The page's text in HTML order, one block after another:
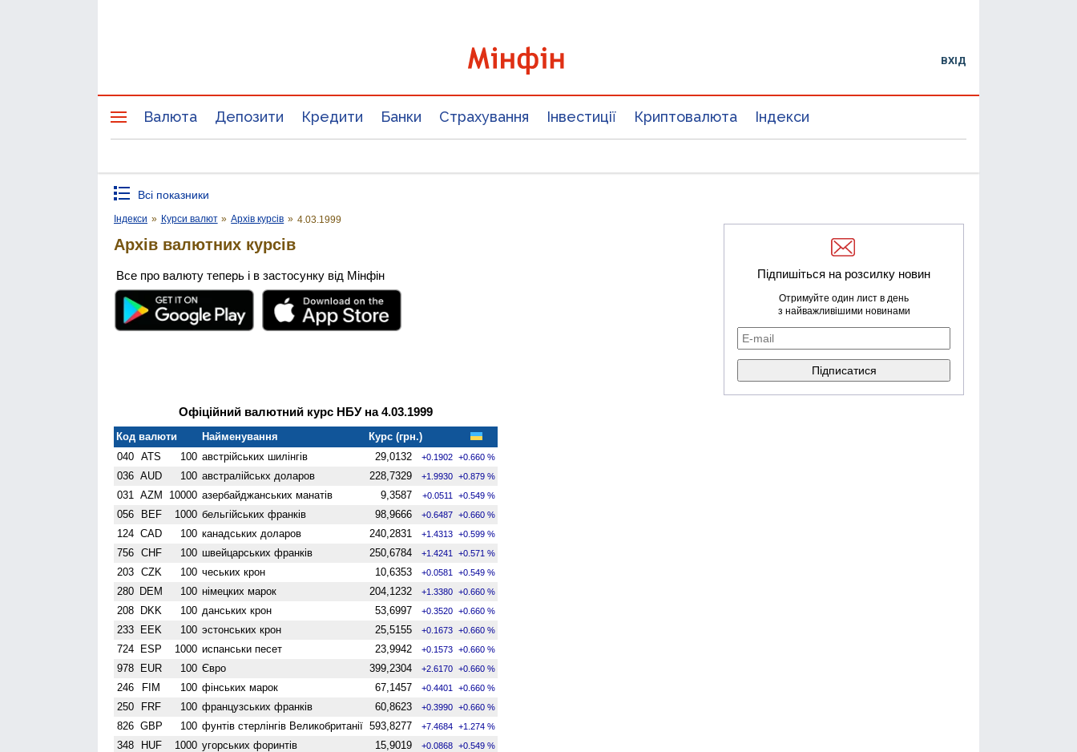
ВХІД
Валюта Депозити Кредити Банки Страхування Інвестиції Криптовалюта Індекси
Всі показники
Індекси » Курси валют » Архів курсів » 4.03.1999
Архів валютних курсів
Все про валюту теперь і в застосунку від Мінфін
Офіційний валютний курс НБУ на 4.03.1999
Код валюти Найменування
Курс (грн.)
040
ATS 100 австрійських шилінгів 29,0132 +0.1902 +0.660 %
036 AUD 100 австралійськх доларов 228,7329 +1.9930 +0.879 %
031 AZM 10000 азербайджанських манатів 9,3587 +0.0511 +0.549 %
056 BEF 1000 бельгійських франків 98,9666 +0.6487 +0.660 %
124 CAD 100 канадських доларов 240,2831 +1.4313 +0.599 %
756 CHF 100 швейцарських франків 250,6784 +1.4241 +0.571 %
203 CZK 100 чеських крон 10,6353 +0.0581 +0.549 %
280 DEM 100 німецких марок 204,1232 +1.3380 +0.660 %
208 DKK 100 данських крон 53,6997 +0.3520 +0.660 %
233 EEK 100 эстонських крон 25,5155 +0.1673 +0.660 %
724 ESP 1000 испанськи песет 23,9942 +0.1573 +0.660 %
978 EUR 100 Євро 399,2304 +2.6170 +0.660 %
246 FIM 100 фінських марок 67,1457 +0.4401 +0.660 %
250 FRF 100 французських франків 60,8623 +0.3990 +0.660 %
826 GBP 100 фунтів стерлінгів Велико­британії 593,8277 +7.4684 +1.274 %
348 HUF 1000 угорських форинтів 15,9019 +0.0868 +0.549 %
Підпишіться на розсилку новин
Отримуйте один лист в день
з найважливішими новинами